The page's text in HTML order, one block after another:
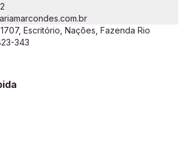
Escritório, Nações, Fazenda Rio
343